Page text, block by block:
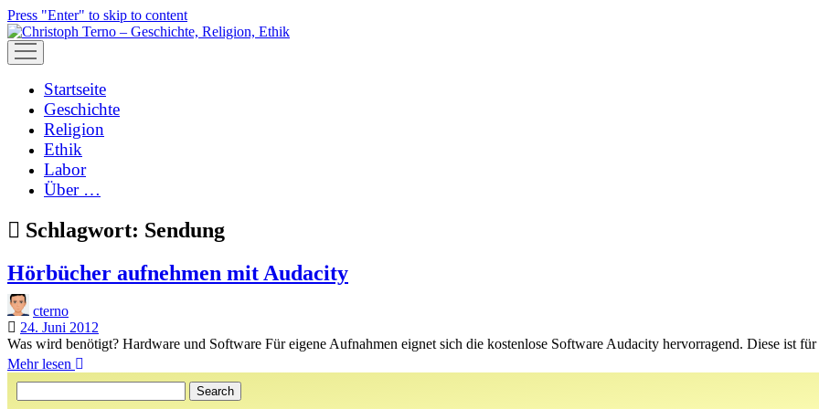
Press "Enter" to skip to content
open
menu
Startseite
Geschichte
Religion
Ethik
Labor
Über …
Schlagwort: Sendung
Hörbücher aufnehmen mit Audacity
cterno
24. Juni 2012
Was wird benötigt? Hardware und Software Für eigene Aufnahmen eignet sich die kostenlose Software Audacity hervorragend. Diese ist
Mehr lesen Hörbücher
aufnehmen
Sidebar